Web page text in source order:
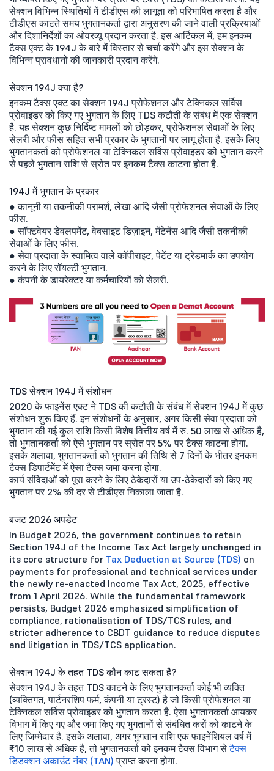
सेक्शन विभिन्न स्थितियों में टीडीएस की लागूता को परिभाषित करता है और
टीडीएस काटते समय भुगतानकर्ता द्वारा अनुसरण की जाने वाली प्रक्रियाओं
और दिशानिर्देशों का ओवरव्यू प्रदान करता है. इस आर्टिकल में, हम इनकम
टैक्स एक्ट के 194J के बारे में विस्तार से चर्चा करेंगे और इस सेक्शन के
विभिन्न प्रावधानों की जानकारी प्रदान करेंगे.
सेक्शन 194J क्या है?
इनकम टैक्स एक्ट का सेक्शन 194J प्रोफेशनल और टेक्निकल सर्विस
प्रोवाइडर को किए गए भुगतान के लिए TDS कटौती के संबंध में एक सेक्शन
है. यह सेक्शन कुछ निर्दिष्ट मामलों को छोड़कर, प्रोफेशनल सेवाओं के लिए
सेलरी और फीस सहित सभी प्रकार के भुगतानों पर लागू होता है. इसके लिए
भुगतानकर्ता को प्रोफेशनल या टेक्निकल सर्विस प्रोवाइडर को भुगतान करने
से पहले भुगतान राशि से स्रोत पर इनकम टैक्स काटना होता है.
194J में भुगतान के प्रकार
● कानूनी या तकनीकी परामर्श, लेखा आदि जैसी प्रोफेशनल सेवाओं के लिए
फीस.
● सॉफ्टवेयर डेवलपमेंट, वेबसाइट डिज़ाइन, मेंटेनेंस आदि जैसी तकनीकी
सेवाओं के लिए फीस.
● सेवा प्रदाता के स्वामित्व वाले कॉपीराइट, पेटेंट या ट्रेडमार्क का उपयोग
करने के लिए रॉयल्टी भुगतान.
● कंपनी के डायरेक्टर या कर्मचारियों को सेलरी.
TDS सेक्शन 194J में संशोधन
2020 के फाइनेंस एक्ट ने TDS की कटौती के संबंध में सेक्शन 194J में कुछ
संशोधन शुरू किए हैं. इन संशोधनों के अनुसार, अगर किसी सेवा प्रदाता को
भुगतान की गई कुल राशि किसी विशेष वित्तीय वर्ष में रु. 50 लाख से अधिक है,
तो भुगतानकर्ता को ऐसे भुगतान पर स्रोत पर 5% पर टैक्स काटना होगा.
इसके अलावा, भुगतानकर्ता को भुगतान की तिथि से 7 दिनों के भीतर इनकम
टैक्स डिपार्टमेंट में ऐसा टैक्स जमा करना होगा.
कार्य संविदाओं को पूरा करने के लिए ठेकेदारों या उप-ठेकेदारों को किए गए
भुगतान पर 2% की दर से टीडीएस निकाला जाता है.
बजट 2026 अपडेट
In Budget 2026, the government continues to retain
Section 194J of the Income Tax Act largely unchanged in
its core structure for Tax Deduction at Source (TDS) on
payments for professional and technical services under
the newly re-enacted Income Tax Act, 2025, effective
from 1 April 2026. While the fundamental framework
persists, Budget 2026 emphasized simplification of
compliance, rationalisation of TDS/TCS rules, and
stricter adherence to CBDT guidance to reduce disputes
and litigation in TDS/TCS application.
सेक्शन 194J के तहत TDS कौन काट सकता है?
सेक्शन 194J के तहत TDS काटने के लिए भुगतानकर्ता कोई भी व्यक्ति
(व्यक्तिगत, पार्टनरशिप फर्म, कंपनी या ट्रस्ट) है जो किसी प्रोफेशनल या
टेक्निकल सर्विस प्रोवाइडर को भुगतान करता है. ऐसा भुगतानकर्ता आयकर
विभाग में किए गए और जमा किए गए भुगतानों से संबंधित करों को काटने के
लिए जिम्मेदार है. इसके अलावा, अगर भुगतान राशि एक फाइनेंशियल वर्ष में
₹10 लाख से अधिक है, तो भुगतानकर्ता को इनकम टैक्स विभाग सेटैक्स
डिडक्शन अकाउंट नंबर (TAN) प्राप्त करना होगा.